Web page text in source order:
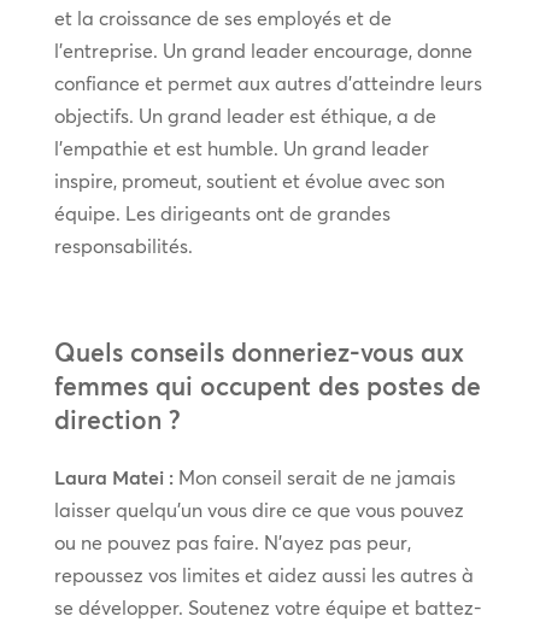
et la croissance de ses employés et de
l’entreprise. Un grand leader encourage, donne
confiance et permet aux autres d’atteindre leurs
objectifs. Un grand leader est éthique, a de
l’empathie et est humble. Un grand leader
inspire, promeut, soutient et évolue avec son
équipe. Les dirigeants ont de grandes
responsabilités.
Quels conseils donneriez-vous aux
femmes qui occupent des postes de
direction ?
Laura Matei :Mon conseil serait de ne jamais
laisser quelqu’un vous dire ce que vous pouvez
ou ne pouvez pas faire. N’ayez pas peur,
repoussez vos limites et aidez aussi les autres à
se développer. Soutenez votre équipe et battez-